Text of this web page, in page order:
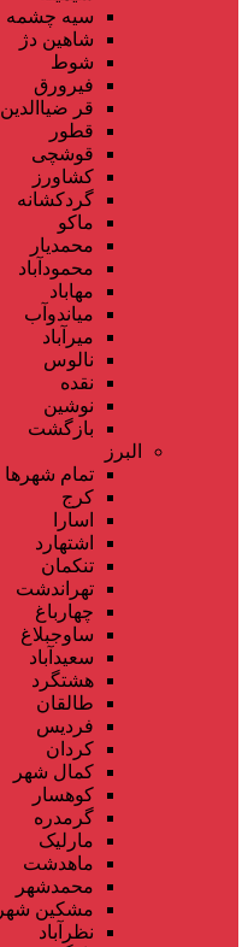
سیه چشمه
شاهین دژ
شوط
فیرورق
قر ضیاالدین
قطور
قوشچی
کشاورز
گردکشانه
ماکو
محمدیار
محمودآباد
مهاباد
میاندوآب
میرآباد
نالوس
نقده
نوشین
بازگشت
البرز
تمام شهر‌ها
کرج
اسارا
اشتهارد
تنکمان
تهراندشت
چهارباغ
ساوجبلاغ
سعیدآباد
هشتگرد
طالقان
فردیس
کردان
کمال شهر
کوهسار
گرمدره
مارلیک
ماهدشت
محمدشهر
مشکین شهر
نظرآباد